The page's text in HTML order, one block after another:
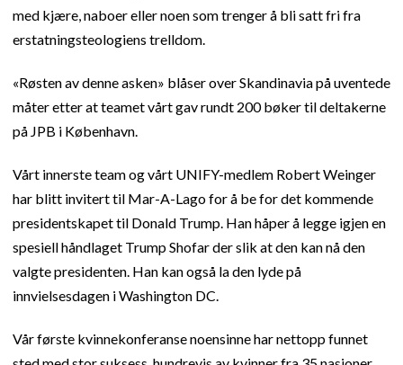
med kjære, naboer eller noen som trenger å bli satt fri fra
erstatningsteologiens trelldom.
«Røsten av denne asken» blåser over Skandinavia på uventede
måter etter at teamet vårt gav rundt 200 bøker til deltakerne
på JPB i København.
Vårt innerste team og vårt UNIFY-medlem Robert Weinger
har blitt invitert til Mar-A-Lago for å be for det kommende
presidentskapet til Donald Trump. Han håper å legge igjen en
spesiell håndlaget Trump Shofar der slik at den kan nå den
valgte presidenten. Han kan også la den lyde på
innvielsesdagen i Washington DC.
Vår første kvinnekonferanse noensinne har nettopp funnet